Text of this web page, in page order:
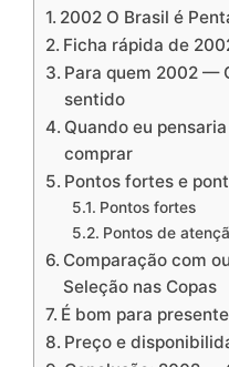
2002 O Brasil é
Ficha rápida de
Para quem 2002 —
sentido
Quando eu
comprar
Pontos fortes e
Pontos fortes
Pontos de
Comparação com
Seleção nas Copas
É bom para
Preço e